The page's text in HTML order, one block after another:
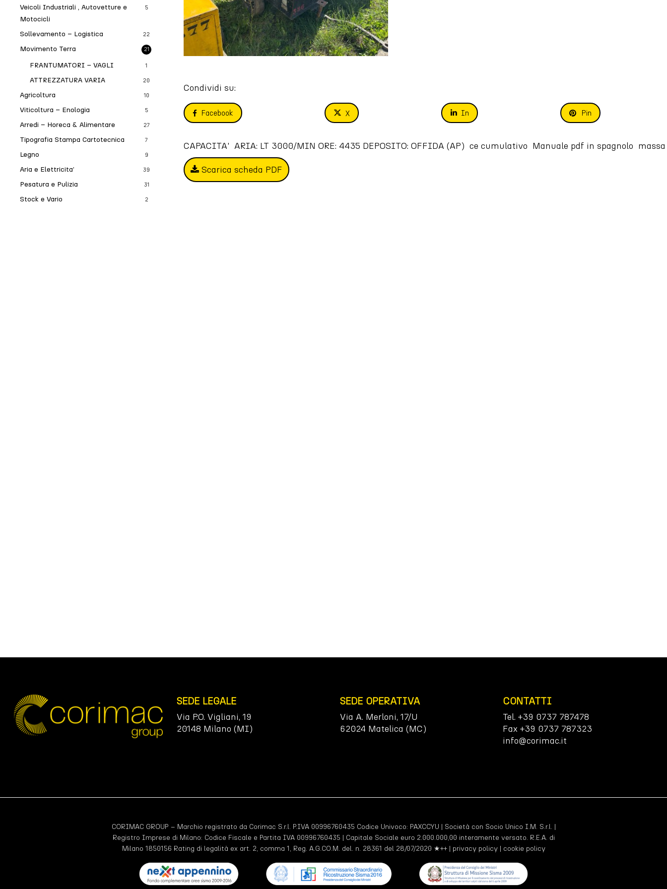
Veicoli Industriali , Autovetture e
Motocicli
5
Sollevamento – Logistica 22
Movimento Terra 21
FRANTUMATORI – VAGLI 1
ATTREZZATURA VARIA 20
Agricoltura 10
Viticoltura – Enologia 5
Arredi – Horeca & Alimentare 27
Tipografia Stampa Cartotecnica 7
Legno 9
Aria e Elettricita’ 39
Pesatura e Pulizia 31
Stock e Vario 2
Condividi su:
Facebook X In Pin
CAPACITA'  ARIA: LT 3000/MIN ORE: 4435 DEPOSITO: OFFIDA (AP)  ce cumulativo  Manuale pdf in spagnolo
Scarica scheda PDF
SEDE LEGALE
Via P.O. Vigliani, 19
20148 Milano (MI)
SEDE OPERATIVA
Via A. Merloni, 17/U
62024 Matelica (MC)
CONTATTI
Tel. +39 0737 787478
Fax +39 0737 787323
info@corimac.it
CORIMAC GROUP – Marchio registrato da Corimac S.r.l. P.IVA 00996760435 Codice Univoco: PAXCCYU | Società con Socio Unico I.M. S.r.l. |
Registro Imprese di Milano: Codice Fiscale e Partita IVA 00996760435 | Capitale Sociale euro 2.000.000,00 interamente versato. R.E.A. di
Milano 1850156 Rating di legalità ex art. 2, comma 1, Reg. A.G.CO.M. del. n. 28361 del 28/07/2020 ★++ | privacy policy| cookie policy